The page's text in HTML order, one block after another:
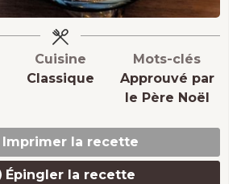
Cuisine
Classique
Mots-clés
Approuvé par
le Père Noël
Imprimer la recette
Épingler la recette